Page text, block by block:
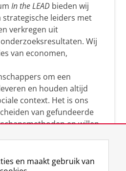
In the LEAD bieden wij
leiders met
verkregen uit
Wij
van economen,
om een
en houden altijd
context. Het is ons
van gefundeerde
en willen
economische en
Samen tillen wij
en maakt gebruik van